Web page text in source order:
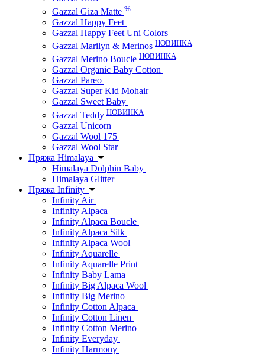
Gazzal Giza Matte %
Gazzal Happy Feet
Gazzal Happy Feet Uni Colors
Gazzal Marilyn & Merinos НОВИНКА
Gazzal Merino Boucle НОВИНКА
Gazzal Organic Baby Cotton
Gazzal Pareo
Gazzal Super Kid Mohair
Gazzal Sweet Baby
Gazzal Teddy НОВИНКА
Gazzal Unicorn
Gazzal Wool 175
Gazzal Wool Star
Пряжа Himalaya
Himalaya Dolphin Baby
Himalaya Glitter
Пряжа Infinity
Infinity Air
Infinity Alpaca
Infinity Alpaca Boucle
Infinity Alpaca Silk
Infinity Alpaca Wool
Infinity Aquarelle
Infinity Aquarelle Print
Infinity Baby Lama
Infinity Big Alpaca Wool
Infinity Big Merino
Infinity Cotton Alpaca
Infinity Cotton Linen
Infinity Cotton Merino
Infinity Everyday
Infinity Harmony